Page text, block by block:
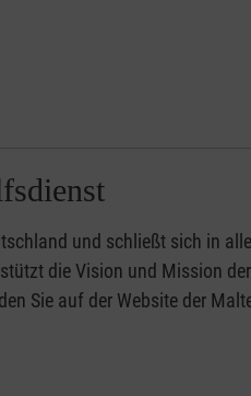
und schließt sich in
die Vision und Mission
Sie auf der Website der